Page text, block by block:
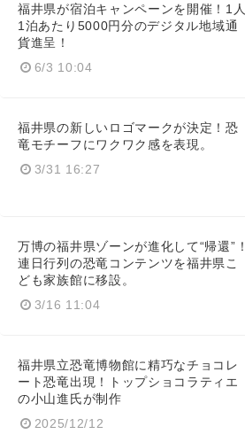
福井県が宿泊キャンペーンを開催！1人
1泊あたり5000円分のデジタル地域通
貨進呈！
6/3 10:04
福井県の新しいロゴマークが決定！恐
竜モチーフにワクワク感を表現。
3/31 16:27
万博の福井県ゾーンが進化して“帰還”！
連日行列の恐竜コンテンツを福井県こ
ども家族館に移設。
3/16 11:04
福井県立恐竜博物館に精巧なチョコレ
ート恐竜出現！トップショコラティエ
の小山進氏が制作
2025/12/12